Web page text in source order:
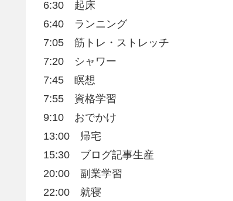
6:30 起床
6:40 ランニング
7:05 筋トレ・ストレッチ
7:20 シャワー
7:45 瞑想
7:55 資格学習
9:10 おでかけ
13:00 帰宅
15:30 ブログ記事生産
20:00 副業学習
22:00 就寝